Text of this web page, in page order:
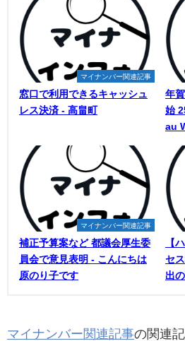
マイナンバー関連記事
窓口で利用できるキャッシュ
レス決済 - 高畠町
年
始
au
マイナンバー関連記事
補正予算案など 都議会厚生委
員会で意見表明 - こんにちは
原のり子です
【
セ
出
マイナンバー関連記事の関連